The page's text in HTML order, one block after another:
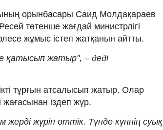
орынбасары Саид Молдақараев
төтенше жағдай министрлігі
жұмыс істеп жатқанын айтты.
қатысып жатыр", – деді
тұрғын атсалысып жатыр. Олар
жағасынан іздеп жүр.
жерді жүріп өттік. Түнде күннің суық